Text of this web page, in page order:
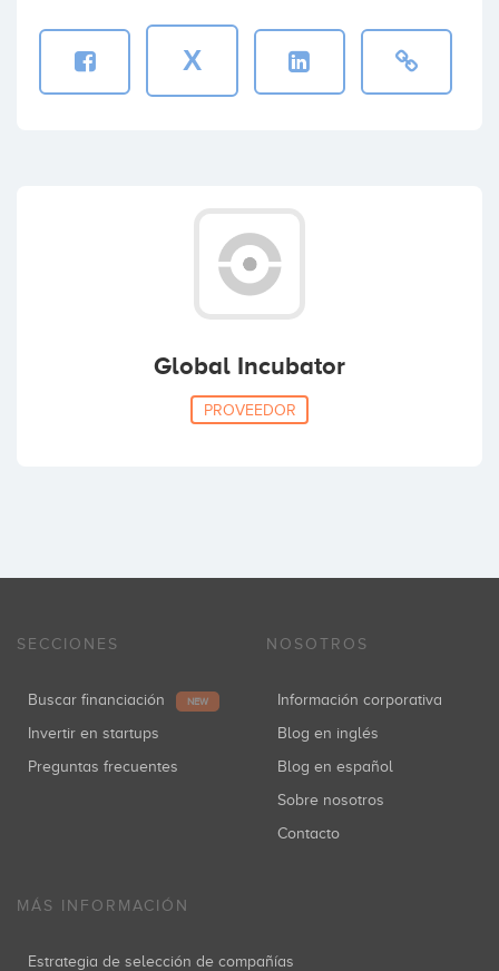
X
Global Incubator
PROVEEDOR
SECCIONES
Buscar financiación NEW
Invertir en startups
Preguntas frecuentes
NOSOTROS
Información corporativa
Blog en inglés
Blog en español
Sobre nosotros
Contacto
MÁS INFORMACIÓN
Estrategia de selección de compañías